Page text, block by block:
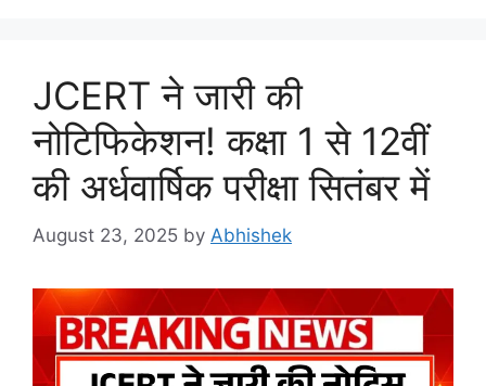
JCERT ने जारी की
नोटिफिकेशन! कक्षा 1 से 12वीं
की अर्धवार्षिक परीक्षा सितंबर में
August 23, 2025 by Abhishek